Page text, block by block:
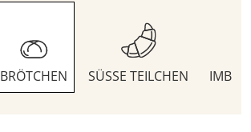
BRÖTCHEN SÜSSE TEILCHEN